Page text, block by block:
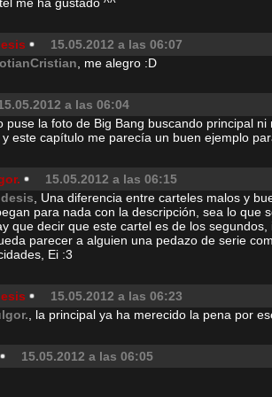
15.05.2012 a las 06:07
, me alegro :D
a las 06:04
puse la foto de Big Bang buscando principal
este capítulo me parecía un buen ejemplo
15.05.2012 a las 06:15
, Una diferencia entre carteles malos y
para nada con la descripción, sea lo que
que decir que este cartel es de los
parecer a alguien una pedazo de serie
Ei :3
15.05.2012 a las 06:23
, la principal ya ha merecido la pena por
15.05.2012 a las 06:05